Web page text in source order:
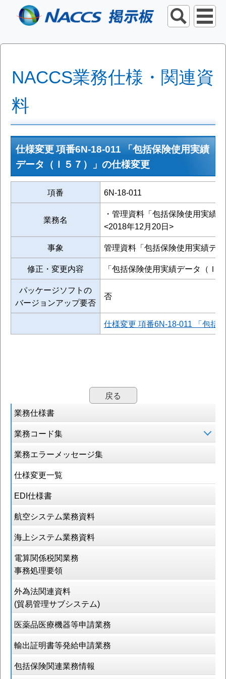
NACCS業務仕様・関連資
料
業務仕様書
業務コード集
業務エラーメッセージ集
仕様変更一覧
EDI仕様書
航空システム業務資料
海上システム業務資料
電算関係税関業務
事務処理要領
外為法関連資料
(貿易管理サブシステム)
医薬品医療機器等申請業務
輸出証明書等発給申請業務
包括保険関連業務情報
仕様変更 項番6N-18-011 「包括保険使用実績
データ（Ｉ５７）」の仕様変更
項番 6N-18-011
業務名
・管理資料「包括保険使用実績
<2018年12月20日>
事象
管理資料「包括保険使用実績デ
修正・変更内容
「包括保険使用実績データ（Ｉ
パッケージソフトの
バージョンアップ要否
否
仕様変更 項番6N-18-011 「包括
戻る